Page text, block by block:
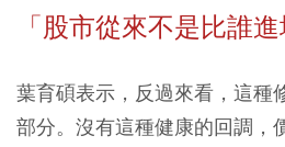
「股市從來不是比誰進
葉育碩表示，反過來看，這種
部分。沒有這種健康的回調，